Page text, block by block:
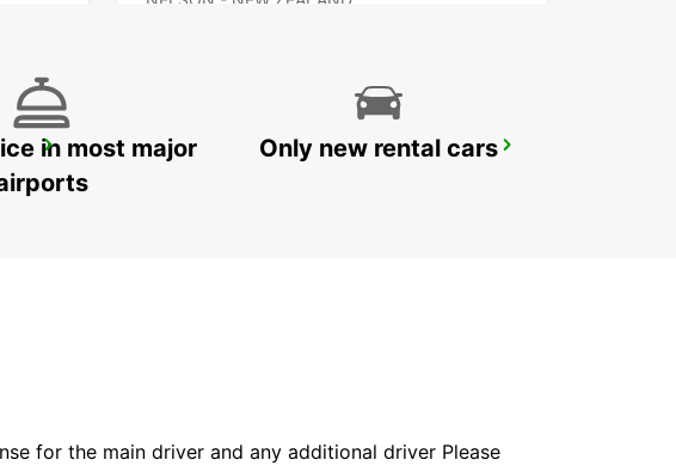
AUCKLAND DOMESTIC AIRPORT - SHUTTLE
in most major
Only new rental cars
for the main driver and any additional driver Please